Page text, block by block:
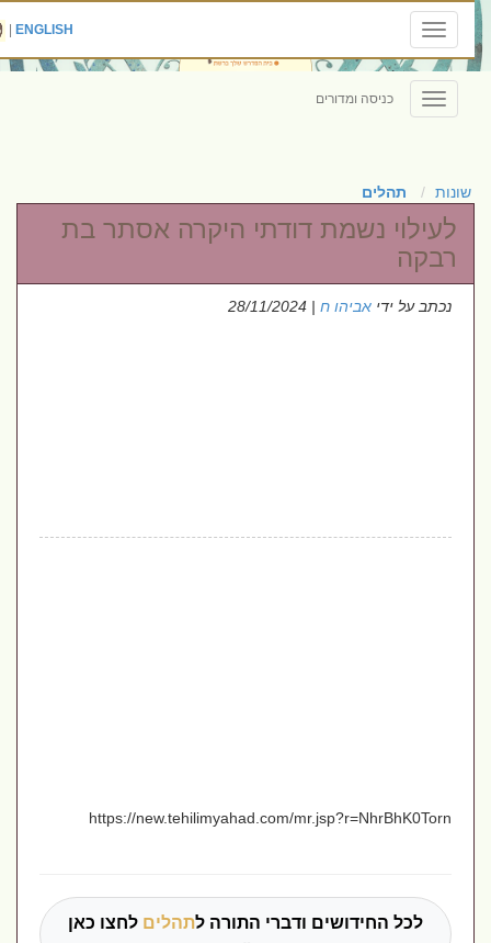
Toggle
navigation
ENGLISH
|
Toggle
navigation
כניסה ומדורים
שונות תהלים
לעילוי נשמת דודתי היקרה אסתר בת
רבקה
נכתב על ידיאביהו ח| 28/11/2024
https://new.tehilimyahad.com/mr.jsp?r=NhrBhK0Torn
לכל החידושים ודברי התורה לתהליםלחצו כאן